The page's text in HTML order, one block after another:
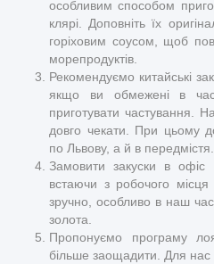
особливим способом
клярі. Доповніть їх
горіховим соусом, щоб
морепродуктів.
Рекомендуємо китайські
якщо ви обмежені в
приготувати частування.
довго чекати. При цьому
по Львову, а й в передмістя.
Замовити закуски в
встаючи з робочого
зручно, особливо в наш
золота.
Пропонуємо програму
більше заощадити. Для нас